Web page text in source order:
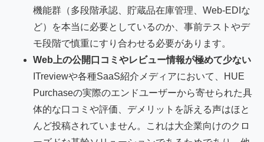
機能群（多段階承認、貯蔵品在庫管理、Web-EDIな
ど）を本当に必要としているのか、事前テストやデ
モ段階で慎重にすり合わせる必要があります。
Web上の公開口コミやレビュー情報が極めて少ない
ITreviewや各種SaaS紹介メディアにおいて、HUE
Purchaseの実際のエンドユーザーから寄せられた具
体的な口コミや評価、デメリットを訴える声はほと
んど投稿されていません。これは大企業向けのクロ